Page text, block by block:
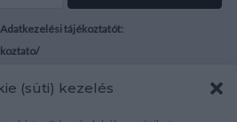
(süti) kezelés
tájékoztatót:
Áraink
ÁSZF